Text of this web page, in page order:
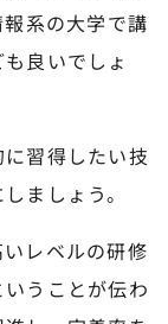
系の大学で講
良いでしょ
習得したい技
ましょう。
レベルの研修
うことが伝わ